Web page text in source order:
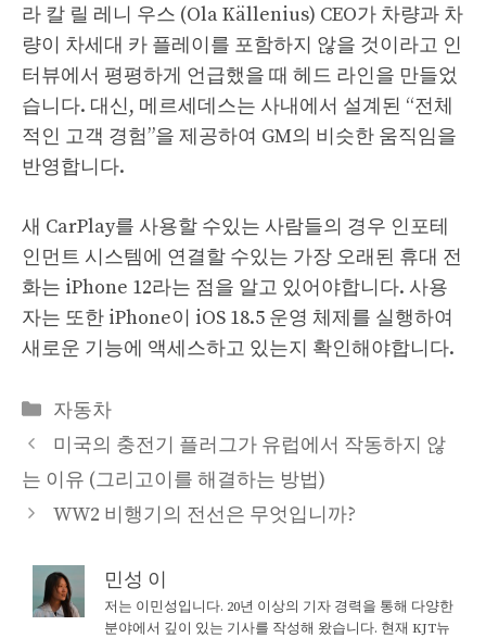
라 칼 릴 레니 우스 (Ola Källenius) CEO가 차량과 차
량이 차세대 카 플레이를 포함하지 않을 것이라고 인
터뷰에서 평평하게 언급했을 때 헤드 라인을 만들었
습니다. 대신, 메르세데스는 사내에서 설계된 “전체
적인 고객 경험”을 제공하여 GM의 비슷한 움직임을
반영합니다.
새 CarPlay를 사용할 수있는 사람들의 경우 인포테
인먼트 시스템에 연결할 수있는 가장 오래된 휴대 전
화는 iPhone 12라는 점을 알고 있어야합니다. 사용
자는 또한 iPhone이 iOS 18.5 운영 체제를 실행하여
새로운 기능에 액세스하고 있는지 확인해야합니다.
Categories
자동차
미국의 충전기 플러그가 유럽에서 작동하지 않
는 이유 (그리고이를 해결하는 방법)
WW2 비행기의 전선은 무엇입니까?
민성 이
저는 이민성입니다. 20년 이상의 기자 경력을 통해 다양한
분야에서 깊이 있는 기사를 작성해 왔습니다. 현재 KJT뉴